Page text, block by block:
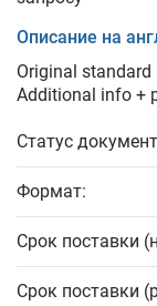
Описание на
Original standard
Additional info +
Статус
Формат:
Срок поставки
Срок поставки